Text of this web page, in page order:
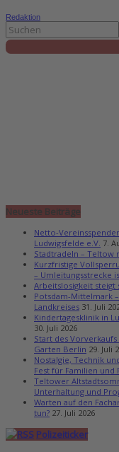
Redaktion
Neueste Beiträge
Netto-
Ludwigsfelde e.V. 7.
Stadtradeln – Teltow
Kurzfristige
– Umleitungsstrecke
Arbeitslosigkeit steigt
Potsdam-Mittelmark
Landkreises 31. Juli
Kindertagesklinik in
30. Juli 2026
Start des
Garten Berlin 29. Juli
Nostalgie, Technik
Fest für Familien und
Teltower
Unterhaltung und
Warten auf den
tun? 27. Juli 2026
Polizeiticker